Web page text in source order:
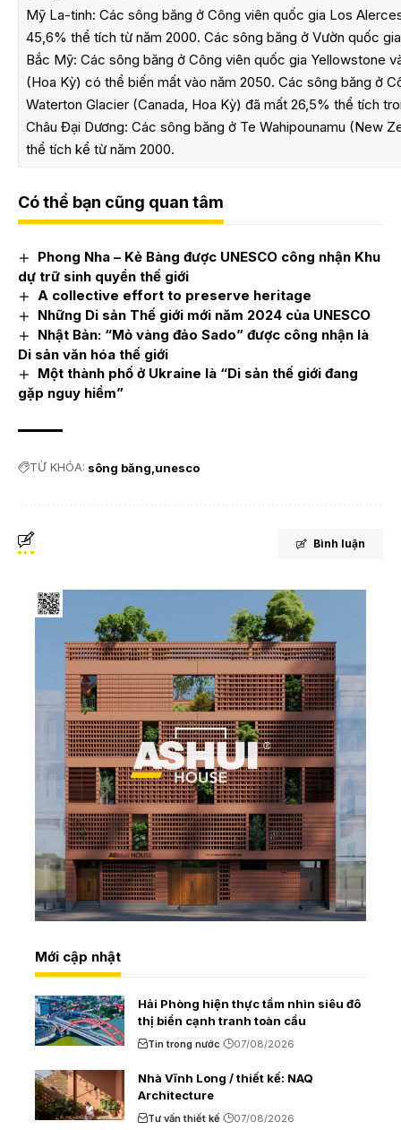
Mỹ La-tinh: Các sông băng ở Công viên quốc gia Los
45,6% thể tích từ năm 2000. Các sông băng ở Vườn quốc
Bắc Mỹ: Các sông băng ở Công viên quốc gia Yellowstone
(Hoa Kỳ) có thể biến mất vào năm 2050. Các sông băng ở
Waterton Glacier (Canada, Hoa Kỳ) đã mất 26,5% thể tích
Châu Đại Dương: Các sông băng ở Te Wahipounamu (New
thể tích kể từ năm 2000.
Có thể bạn cũng quan tâm
Phong Nha – Kẻ Bàng được UNESCO công nhận Khu
dự trữ sinh quyển thế giới
A collective effort to preserve heritage
Những Di sản Thế giới mới năm 2024 của UNESCO
Nhật Bản: “Mỏ vàng đảo Sado” được công nhận là
Di sản văn hóa thế giới
Một thành phố ở Ukraine là “Di sản thế giới đang
gặp nguy hiểm”
TỪ KHÓA: sông băng unesco
Bình luận
Mới cập nhật
Hải Phòng hiện thực tầm nhìn siêu đô
thị biển cạnh tranh toàn cầu
Tin trong nước 07/08/2026
Nhà Vĩnh Long / thiết kế: NAQ
Architecture
Tư vấn thiết kế 07/08/2026